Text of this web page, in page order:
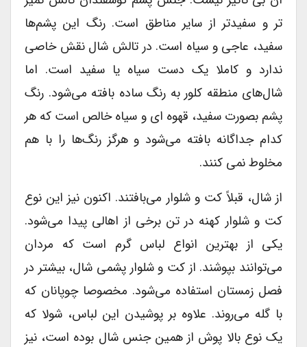
تر و سفیدتر از سایر مناطق است. رنگ این پشم‌ها
سفید، عاجی و سیاه است. در تالش شال نقش خاصی
ندارد و کاملا یک دست سیاه یا سفید است. اما
شال‌های منطقه کلور به رنگ ساده بافته می‌شود. رنگ
پشم بصورت سفید، قهوه ای و سیاه خالص است که هر
کدام جداگانه بافته می‌شود و هرگز رنگ‌ها را با هم
مخلوط نمی کنند.
از شال، قبلاً کت و شلوار می‌بافتند. اکنون نیز این نوع
کت و شلوار کهنه در تن برخی از اهالی پیدا می‌شود.
یکی از بهترین انواع لباس گرم است که مردان
می‌توانند بپوشند. از کت و شلوار پشمی شال، بیشتر در
فصل زمستان استفاده می‌شود. مخصوصا چوپانان که
با گله می‌روند. علاوه بر پوشیدن این لباس، شولا که
یک نوع بالا پوش از همین جنس شال بوده است، نیز